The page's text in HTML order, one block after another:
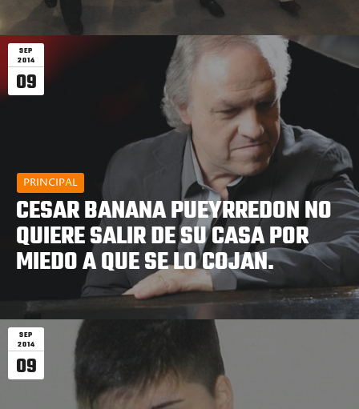
SEP
2014
09
PRINCIPAL
CESAR BANANA PUEYRREDON NO
QUIERE SALIR DE SU CASA POR
MIEDO A QUE SE LO COJAN.
SEP
2014
09